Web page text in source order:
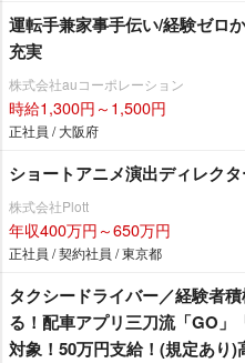
運転手兼家事手伝い/経験ゼロ
充実
株式会社auコーポレーション
時給1,300円～1,500円
正社員 / 大阪府
ショートアニメ演出ディレク
株式会社Plott
年収400万円～650万円
正社員 / 契約社員 / 東京都
タクシードライバー／経験者
る！配車アプリ三刀流「GO
対象！50万円支給！(規定あり